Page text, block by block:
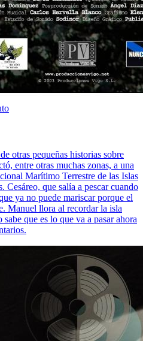
otras pequeñas historias sobre
entre otras muchas zonas, a una
Marítimo Terrestre de las Islas
Cesáreo, que salía a pescar cuando
ya no puede mariscar porque el
Manuel llora al recordar la isla
que es lo que va a pasar ahora